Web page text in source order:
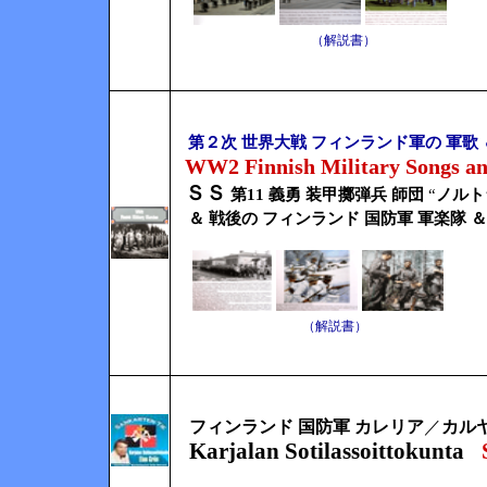
（解説書）
第２次 世界大戦 フィンランド軍の 軍歌
WW2 Finnish Military Songs
ＳＳ 第11 義勇 装甲擲弾兵 師団 “ ノル
＆ 戦後の フィンランド 国防軍 軍楽隊
（解説書）
フィンランド 国防軍 カレリア／ カル
Karjalan Sotilassoittokunta